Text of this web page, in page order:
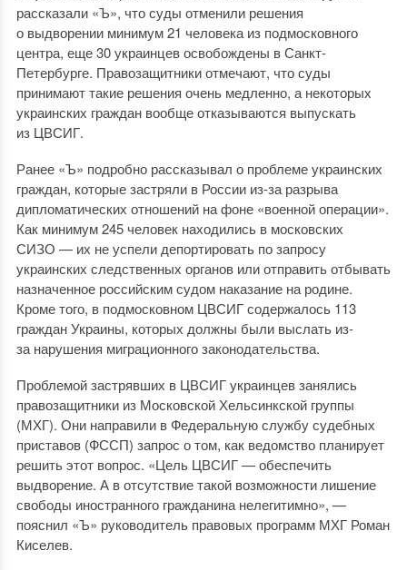
рассказали «Ъ», что суды отменили решения
о выдворении минимум 21 человека из подмосковного
центра, еще 30 украинцев освобождены в Санкт-
Петербурге. Правозащитники отмечают, что суды
принимают такие решения очень медленно, а некоторых
украинских граждан вообще отказываются выпускать
из ЦВСИГ.
Ранее «Ъ» подробно рассказывал о проблеме украинских
граждан, которые застряли в России из-за разрыва
дипломатических отношений на фоне «военной операции».
Как минимум 245 человек находились в московских
СИЗО — их не успели депортировать по запросу
украинских следственных органов или отправить отбывать
назначенное российским судом наказание на родине.
Кроме того, в подмосковном ЦВСИГ содержалось 113
граждан Украины, которых должны были выслать из-
за нарушения миграционного законодательства.
Проблемой застрявших в ЦВСИГ украинцев занялись
правозащитники из Московской Хельсинкской группы
(МХГ). Они направили в Федеральную службу судебных
приставов (ФССП) запрос о том, как ведомство планирует
решить этот вопрос. «Цель ЦВСИГ — обеспечить
выдворение. А в отсутствие такой возможности лишение
свободы иностранного гражданина нелегитимно», —
пояснил «Ъ» руководитель правовых программ МХГ Роман
Киселев.